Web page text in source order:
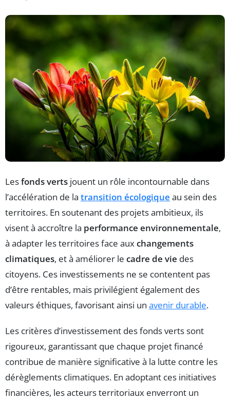
Lesfonds verts jouent un rôle incontournable dans
l’accélération de la transition écologique au sein des
territoires. En soutenant des projets ambitieux, ils
visent à accroître la performance environnementale,
à adapter les territoires face auxchangements
climatiques, et à améliorer le cadre de vie des
citoyens. Ces investissements ne se contentent pas
d’être rentables, mais privilégient également des
valeurs éthiques, favorisant ainsi un avenir durable.
Les critères d’investissement des fonds verts sont
rigoureux, garantissant que chaque projet financé
contribue de manière significative à la lutte contre les
dérèglements climatiques. En adoptant ces initiatives
financières, les acteurs territoriaux enverront un